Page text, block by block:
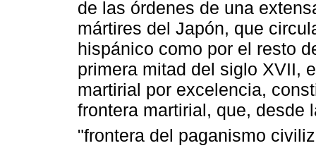
de las órdenes de una
mártires del Japón, que
hispánico como por el resto
primera mitad del siglo XVII,
martirial por excelencia,
frontera martirial, que, desde
"frontera del paganismo